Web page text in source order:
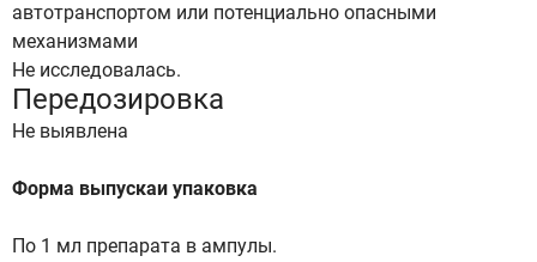
автотранспортом или потенциально опасными
механизмами
Не исследовалась.
Передозировка
Не выявлена
Форма выпускаи упаковка
По 1 мл препарата в ампулы.